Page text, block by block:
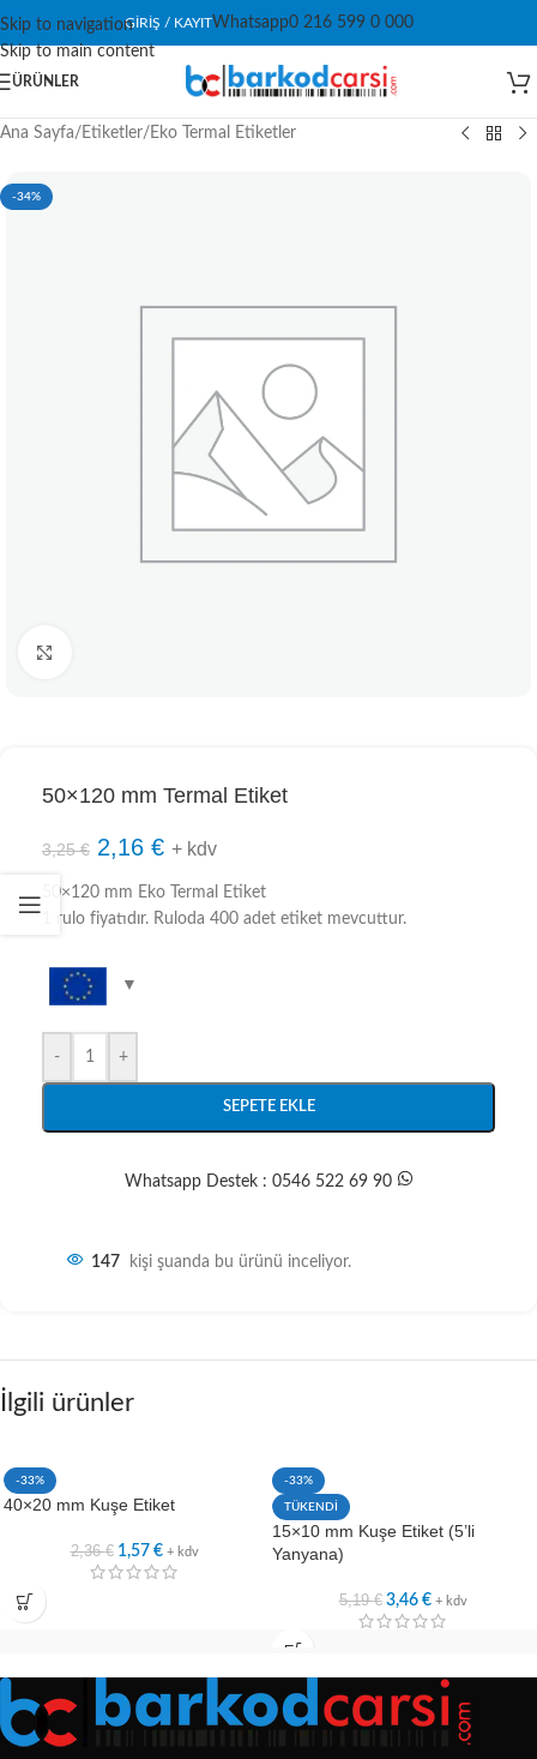
Skip to navigation
Skip to main content
GIRIŞ / KAYITWhatsapp0 216 599 0 000
ÜRÜNLER
Ana Sayfa/ Etiketler/ Eko Termal Etiketler
-34%
50×120 mm Termal Etiket
3,25€ 2,16 € + kdv
50×120 mm Eko Termal Etiket
1 rulo fiyatıdır. Ruloda 400 adet etiket mevcuttur.
- +
SEPETE EKLE
Whatsapp Destek : 0546 522 69 90
147 kişi şuanda bu ürünü inceliyor.
İlgili ürünler
-33%
40×20 mm Kuşe Etiket
2,36€ 1,57 € + kdv
-33%
TÜKENDİ
15×10 mm Kuşe Etiket (5’li
Yanyana)
5,19€ 3,46 € + kdv